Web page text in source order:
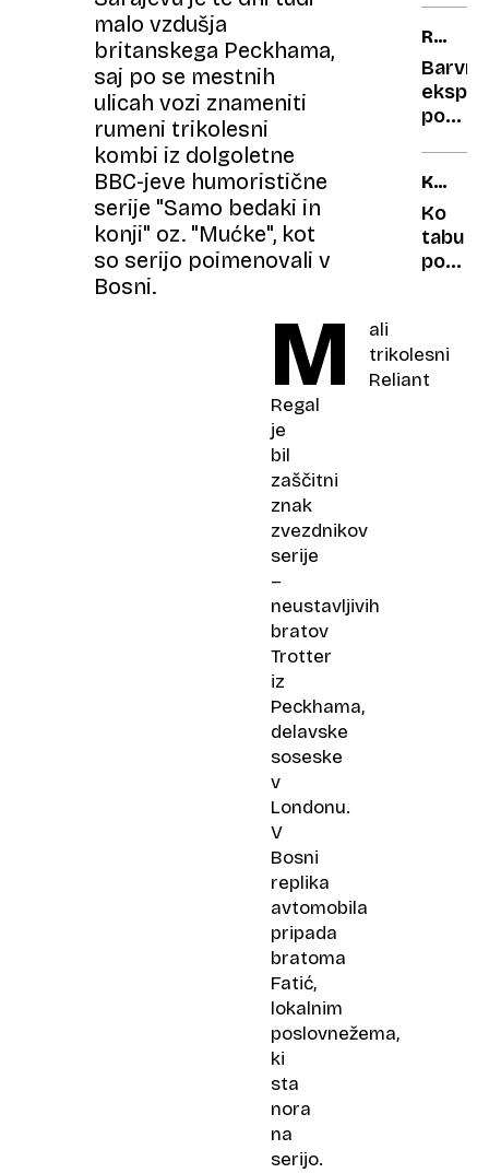
malo vzdušja
britanskega Peckhama,
saj po se mestnih
ulicah vozi znameniti
rumeni trikolesni
kombi iz dolgoletne
BBC-jeve humoristične
serije "Samo bedaki in
konji" oz. "Mućke", kot
so serijo poimenovali v
Bosni.
M
ali
trikolesni
Reliant
Regal
je
bil
zaščitni
znak
zvezdnikov
serije
–
neustavljivih
bratov
Trotter
iz
Peckhama,
delavske
soseske
v
Londonu.
V
Bosni
replika
avtomobila
pripada
bratoma
Fatić,
lokalnim
poslovnežema,
ki
sta
nora
na
serijo.
in
PET
Barvna
pod
Ko
tabu
do